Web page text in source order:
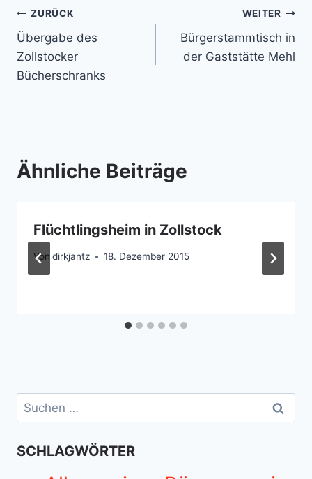
Beitragsnavigation
ZURÜCK
Übergabe des
Zollstocker
Bücherschranks
WEITER
Bürgerstammtisch in
der Gaststätte Mehl
Ähnliche Beiträge
Flüchtlingsheim in Zollstock
Von dirkjantz 18. Dezember 2015
Suchen
nach:
SCHLAGWÖRTER